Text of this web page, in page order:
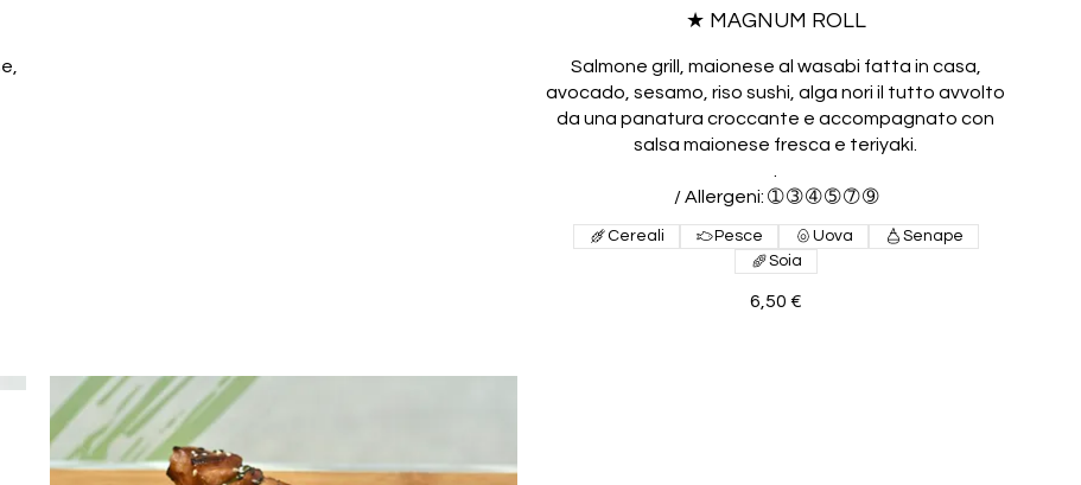
★ MAGNUM ROLL
Salmone grill, maionese al wasabi fatta in casa,
avocado, sesamo, riso sushi, alga nori il tutto avvolto
da una panatura croccante e accompagnato con
salsa maionese fresca e teriyaki.
/ Allergeni: ➀ ➂ ➃ ➄ ➆ ➈
6,50 €
Cereali Pesce Uova
Senape
Soia